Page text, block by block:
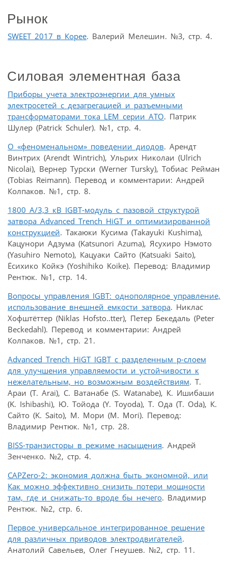
Рынок
SWEET 2017 в Корее. Валерий Мелешин. №3, стр. 4.
Силовая элементная база
Приборы учета электроэнергии для умных
электросетей с дезагрегацией и разъемными
трансформаторами тока LEM серии ATO. Патрик
Шулер (Patrick Schuler). №1, стр. 4.
О «феноменальном» поведении диодов. Арендт
Винтрих (Arendt Wintrich), Ульрих Николаи (Ulrich
Nicolai), Вернер Турски (Werner Tursky), Тобиас Рейман
(Tobias Reimann). Перевод и комментарии: Андрей
Колпаков. №1, стр. 8.
1800 A/3,3 кВ IGBT-модуль с пазовой структурой
затвора Advanced Trench HiGT и оптимизированной
конструкцией. Такаюки Кусима (Takayuki Kushima),
Кацунори Адзума (Katsunori Azuma), Ясухиро Нэмото
(Yasuhiro Nemoto), Кацуаки Сайто (Katsuaki Saito),
Ёсихико Койкэ (Yoshihiko Koike). Перевод: Владимир
Рентюк. №1, стр. 14.
Вопросы управления IGBT: однополярное управление,
использование внешней емкости затвора. Никлас
Хофштёттер (Niklas Hofsto..tter), Петер Бекедаль (Peter
Beckedahl). Перевод и комментарии: Андрей
Колпаков. №1, стр. 21.
Advanced Trench HiGT IGBT с разделенным p-слоем
для улучшения управляемости и устойчивости к
нежелательным, но возможным воздействиям. Т.
Араи (T. Arai), С. Ватанабе (S. Watanabe), К. Ишибаши
(K. Ishibashi), Ю. Тойода (Y. Toyoda), Т. Ода (T. Oda), К.
Сайто (K. Saito), М. Мори (M. Mori). Перевод:
Владимир Рентюк. №1, стр. 28.
BISS-транзисторы в режиме насыщения. Андрей
Зенченко. №2, стр. 4.
CAPZero-2: экономия должна быть экономной, или
Как можно эффективно снизить потери мощности
там, где и снижать-то вроде бы нечего. Владимир
Рентюк. №2, стр. 6.
Первое универсальное интегрированное решение
для различных приводов электродвигателей.
Анатолий Савельев, Олег Гнеушев. №2, стр. 11.